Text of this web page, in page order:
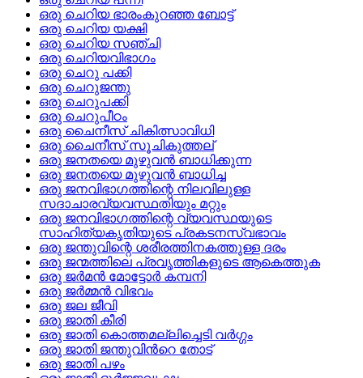
ഒരു ചെറിയ ഭാരംകുറഞ്ഞ ബോട്ട്
ഒരു ചെറിയ യക്ഷി
ഒരു ചെറിയ സഞ്ചി
ഒരു ചെറിയവിഭാഗം
ഒരു ചെറു പക്കി
ഒരു ചെറുജന്തു
ഒരു ചെറുപക്കി
ഒരു ചെറുപീഠം
ഒരു ചൈനീസ്‌ ചികിത്സാവിധി
ഒരു ചൈനീസ്‌ സൂചികുത്തല്
ഒരു ജനതയെ മുഴുവന്‍ ബാധിക്കുന്ന
ഒരു ജനതയെ മുഴുവന്‍ ബാധിച്ച
ഒരു ജനവിഭാഗത്തിന്റെ നിലവിലുള്ള
സദാചാരവ്യവസ്ഥതിയും മറ്റും
ഒരു ജനവിഭാഗത്തിന്റെ വ്യവസ്ഥയുടെ
സാഹിത്യകൃതിയുടെ പ്രകടനസ്വഭാവം
ഒരു ജന്തുവിന്റെ ശരീരത്തിനകത്തുള്ള ദരം
ഒരു ജന്മത്തിലെ പ്രവൃത്തികളുടെ ആകെത്തുക
ഒരു ജര്‍മന്‍ മോട്ടോര്‍ കമ്പനി
ഒരു ജര്‍മ്മന്‍ വിഭവം
ഒരു ജല ജീവി
ഒരു ജാതി കീരി
ഒരു ജാതി കൊത്തമല്ലിച്ചെടി വര്‍ഗ്ഗം
ഒരു ജാതി ജന്തുവിന്‍റെ തോട്
ഒരു ജാതി പഴം